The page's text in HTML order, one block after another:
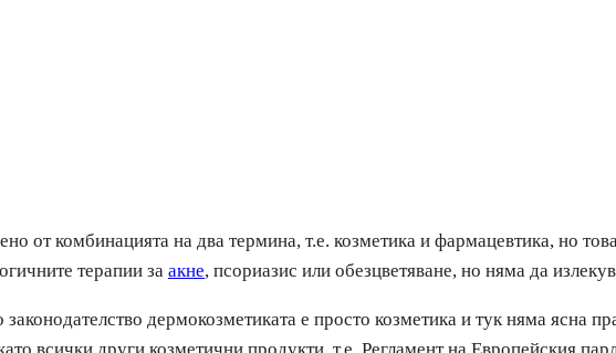
от комбинацията на два термина, т.е. козметика и фармацевтика, но
терапии за акне, псориазис или обезцветяване, но няма да
законодателство дермокозметиката е просто козметика и тук няма ясна